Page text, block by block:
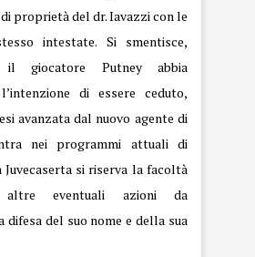
proprietà del dr. Iavazzi con le
intestate. Si smentisce,
giocatore Putney abbia
di essere ceduto,
avanzata dal nuovo agente di
nei programmi attuali di
Juvecaserta si riserva la facoltà
eventuali azioni da
difesa del suo nome e della sua